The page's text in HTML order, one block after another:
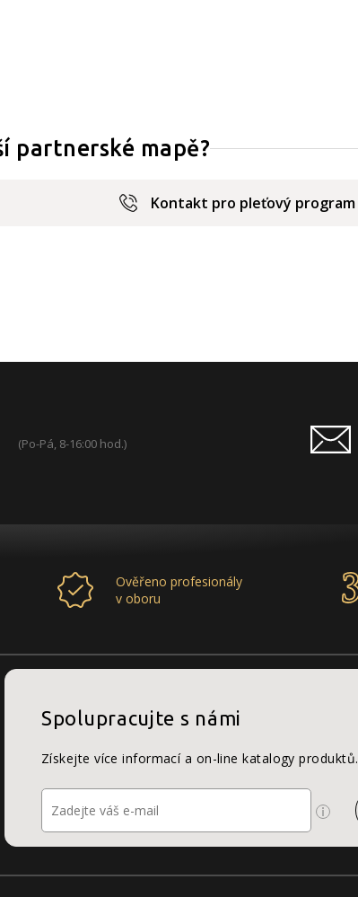
partnerské mapě?
Kontakt pro pleťový program
(Po-Pá, 8-16:00 hod.)
Ověřeno profesionály
v oboru
Spolupracujte s námi
Získejte více informací a on-line katalogy produktů.